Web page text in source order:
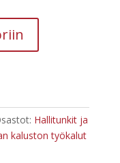
Hallitunkit ja
kaluston työkalut